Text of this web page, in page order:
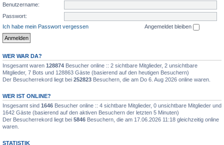
Benutzername:
Passwort:
Ich habe mein Passwort vergessen
Angemeldet bleiben
WER WAR DA?
Insgesamt waren 128874 Besucher online :: 2 sichtbare Mitglieder, 2 unsichtbare
Mitglieder, 7 Bots und 128863 Gäste (basierend auf den heutigen Besuchern)
Der Besucherrekord liegt bei 252823 Besuchern, die am Do 6. Aug 2026 online waren.
WER IST ONLINE?
Insgesamt sind 1646 Besucher online :: 4 sichtbare Mitglieder, 0 unsichtbare Mitglieder und
1642 Gäste (basierend auf den aktiven Besuchern der letzten 5 Minuten)
Der Besucherrekord liegt bei 5846 Besuchern, die am 17.06.2026 11:18 gleichzeitig online
waren.
STATISTIK